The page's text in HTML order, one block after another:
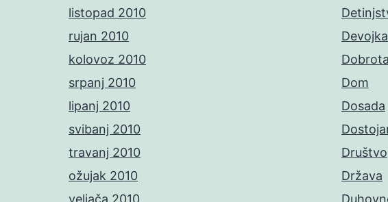
listopad 2010
rujan 2010
kolovoz 2010
srpanj 2010
lipanj 2010
svibanj 2010
travanj 2010
ožujak 2010
veljača 2010
Devojka
Dobrota
Dom
Dosada
Društvo
Država